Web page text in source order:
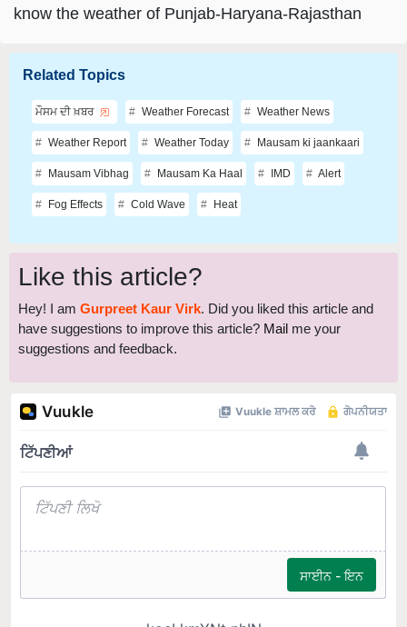
ਮੌਸਮ ਦੀ ਖ਼ਬਰ
Weather Report Weather Today Mausam ki jaankaari
Mausam Vibhag Mausam Ka Haal IMD Alert
Fog Effects Cold Wave Heat
Like this article?
Hey! I am Gurpreet Kaur Virk
have suggestions to improve this article?Mail me your
suggestions and feedback.